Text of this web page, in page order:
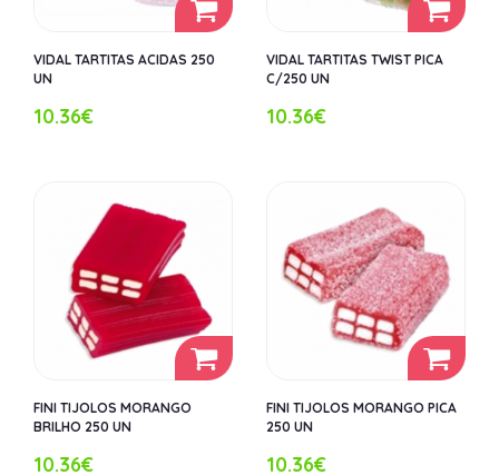
VIDAL TARTITAS ACIDAS 250
UN
10.36€
VIDAL TARTITAS TWIST PICA
C/250 UN
10.36€
FINI TIJOLOS MORANGO
BRILHO 250 UN
10.36€
FINI TIJOLOS MORANGO PICA
250 UN
10.36€